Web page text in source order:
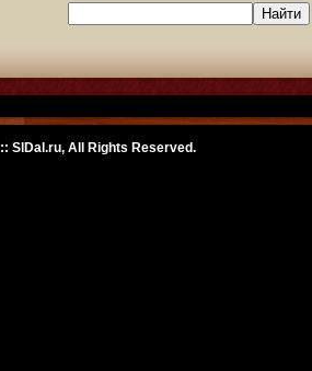
SlDal.ru, All Rights Reserved.